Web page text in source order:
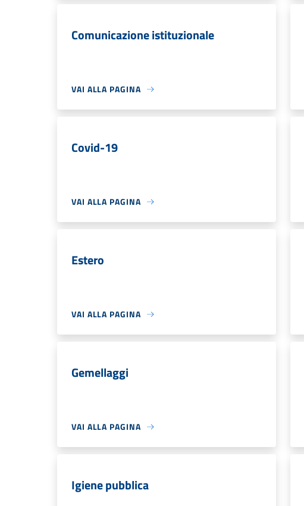
Comunicazione istituzionale
VAI ALLA PAGINA
Covid-19
VAI ALLA PAGINA
Estero
VAI ALLA PAGINA
Gemellaggi
VAI ALLA PAGINA
Igiene pubblica